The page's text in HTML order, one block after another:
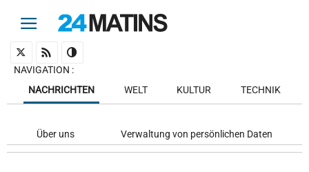
NAVIGATION :
NACHRICHTEN
WELT KULTUR TECHNIK
Über uns Verwaltung von persönlichen Daten